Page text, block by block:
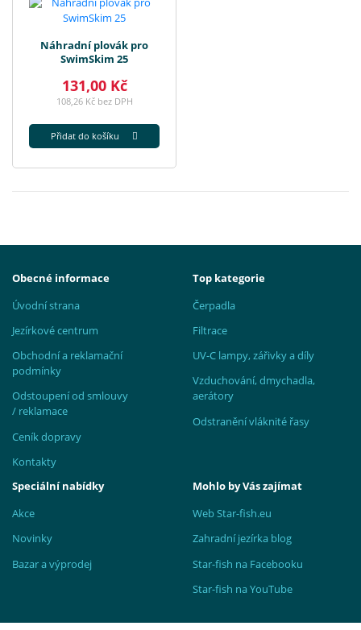
Náhradní plovák pro
SwimSkim 25
131,00 Kč
108,26 Kč bez DPH
Přidat do košíku
Obecné informace
Úvodní strana
Jezírkové centrum
Obchodní a reklamační
podmínky
Odstoupení od smlouvy
/ reklamace
Ceník dopravy
Kontakty
Top kategorie
Čerpadla
Filtrace
UV-C lampy, zářivky a díly
Vzduchování, dmychadla,
aerátory
Odstranění vláknité řasy
Speciální nabídky
Akce
Novinky
Bazar a výprodej
Mohlo by Vás zajímat
Web Star-fish.eu
Zahradní jezírka blog
Star-fish na Facebooku
Star-fish na YouTube